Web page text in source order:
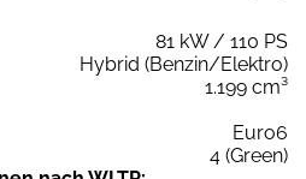
81 kW / 110 PS
Hybrid (Benzin/Elektro)
1.199 cm³
Euro6
4 (Green)